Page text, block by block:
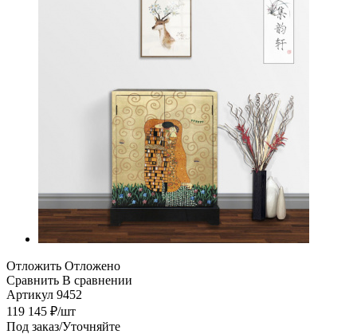
Отложить Отложено
Сравнить В сравнении
Артикул 9452
119 145 ₽/шт
Под заказ/Уточняйте